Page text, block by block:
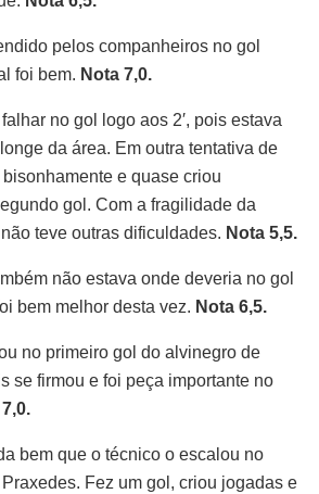
pelos companheiros no gol
foi bem. Nota 7,0.
no gol logo aos 2′, pois estava
da área. Em outra tentativa de
e quase criou
gol. Com a fragilidade da
teve outras dificuldades. Nota 5,5.
não estava onde deveria no gol
bem melhor desta vez. Nota 6,5.
no primeiro gol do alvinegro de
se firmou e foi peça importante no
bem que o técnico o escalou no
Fez um gol, criou jogadas e